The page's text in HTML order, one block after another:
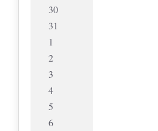
30
31
1
2
3
4
5
6